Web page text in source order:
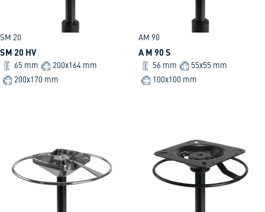
SM 20
SM 20 HV
65 mm
200x164 mm
200x170 mm
AM 90
A M 90 S
56 mm
55x55 mm
100x100 mm